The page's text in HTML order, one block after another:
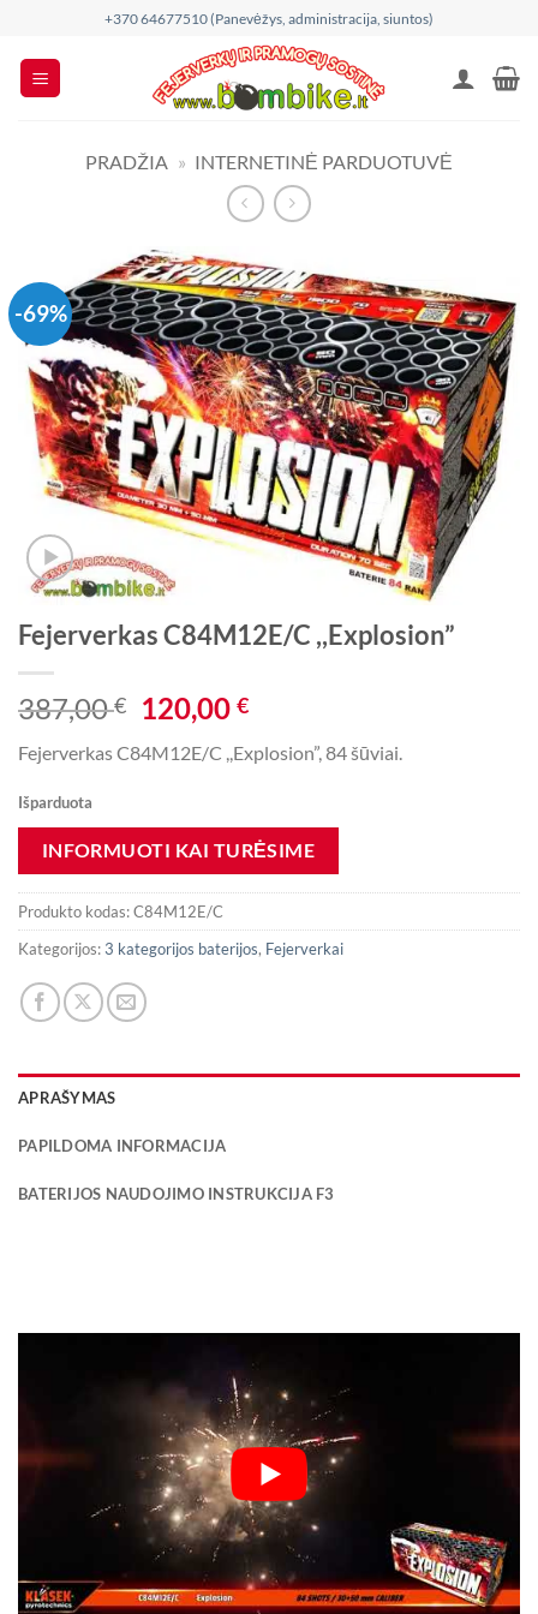
content
+370 64677510 (Panevėžys, administracija, siuntos)
PRADŽIA » INTERNETINĖ PARDUOTUVĖ
-69%
Fejerverkas C84M12E/C ,,Explosion”
387,00€
Original
price
was:
120,00€Current
is:
Fejerverkas C84M12E/C ,,Explosion”, 84 šūviai.
Išparduota
Produkto kodas:C84M12E/C
Kategorijos:3 kategorijos baterijos, Fejerverkai
APRAŠYMAS
PAPILDOMA INFORMACIJA
BATERIJOS NAUDOJIMO INSTRUKCIJA F3